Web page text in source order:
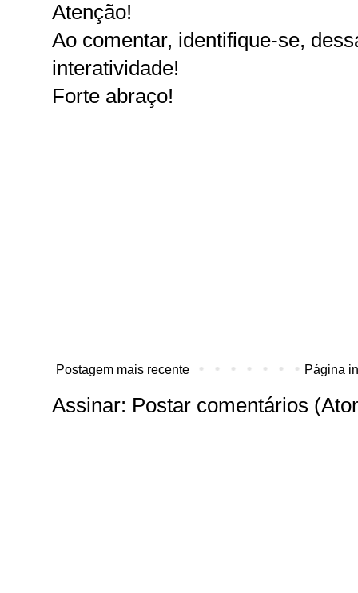
Atenção!
Ao comentar, identifique-se,
interatividade!
Forte abraço!
Postagem mais recente Página
Assinar: Postar comentários